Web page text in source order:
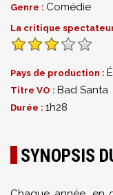
Genre : Comédie
La critique
Pays de production :
Titre VO : Bad Santa
Durée : 1h28
SYNOPSIS